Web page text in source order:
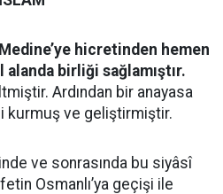
hicretinden hemen
birliği sağlamıştır.
Ardından bir anayasa
kurmuş ve geliştirmiştir.
ve sonrasında bu siyâsî
Osmanlı’ya geçişi ile